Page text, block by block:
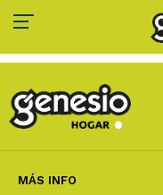
MÁS INFO